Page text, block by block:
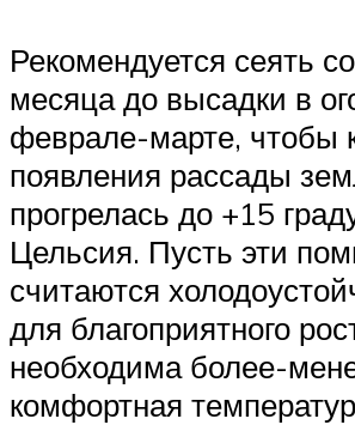
Рекомендуется сеять
месяца до высадки в
феврале-марте, чтобы
появления рассады
прогрелась до +15
Цельсия. Пусть эти
считаются
для благоприятного
необходима более-
комфортная